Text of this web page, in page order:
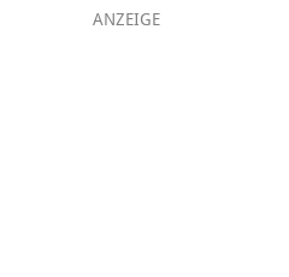
ANZEIGE